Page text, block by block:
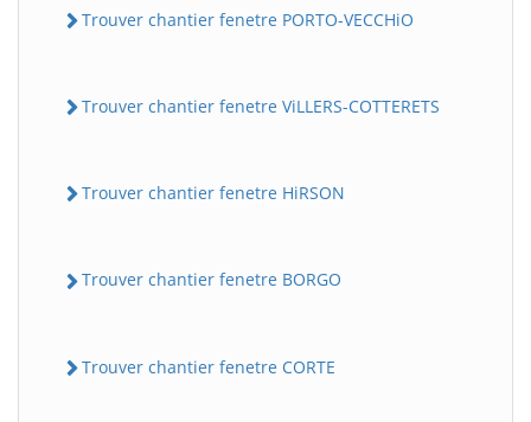
Trouver chantier fenetre PORTO-VECCHiO
Trouver chantier fenetre ViLLERS-COTTERETS
Trouver chantier fenetre HiRSON
Trouver chantier fenetre BORGO
Trouver chantier fenetre CORTE